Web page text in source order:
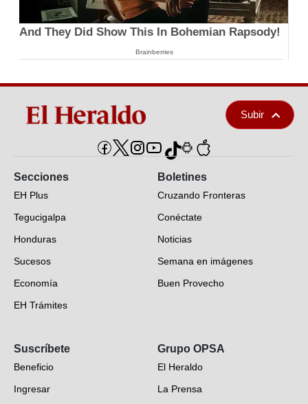
And They Did Show This In Bohemian Rapsody!
Brainberries
Subir
Secciones
EH Plus
Tegucigalpa
Honduras
Sucesos
Economía
EH Trámites
EH Verifica
Fotogalerías
Deportes
Boletines
Cruzando Fronteras
Conéctate
Noticias
Semana en imágenes
Buen Provecho
Suscríbete
Beneficio
Ingresar
Grupo OPSA
El Heraldo
La Prensa